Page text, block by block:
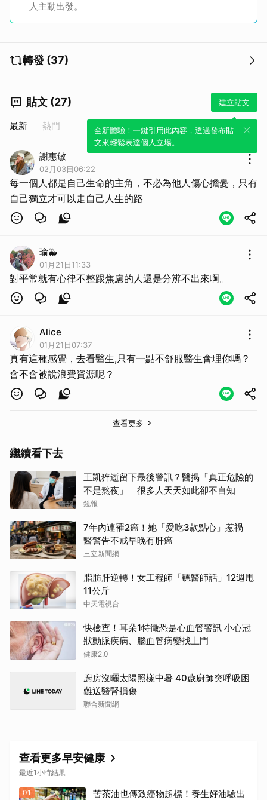
人主動出發。
轉發 (37)
貼文 (27) 建立貼文
全新體驗！一鍵引用此內容，透過發布貼
文來輕鬆表達個人立場。
最新 熱門
謝惠敏
02月03日06:22
每一個人都是自己生命的主角，不必為他人傷心擔憂，只有
自己獨立才可以走自己人生的路
瑜🐳
01月21日11:33
對平常就有心律不整跟焦慮的人還是分辨不出來啊。
Alice
01月21日07:37
真有這種感覺，去看醫生,只有一點不舒服醫生會理你嗎？
會不會被說浪費資源呢？
查看更多
繼續看下去
王凱猝逝留下最後警訊？醫揭「真正危險的
不是熬夜」 很多人天天如此卻不自知
鏡報
7年內連罹2癌！她「愛吃3款點心」惹禍
醫警告不戒早晚有肝癌
三立新聞網
脂肪肝逆轉！女工程師「聽醫師話」12週甩
11公斤
中天電視台
快檢查！耳朵1特徵恐是心血管警訊 小心冠
狀動脈疾病、腦血管病變找上門
健康2.0
廚房沒曬太陽照樣中暑 40歲廚師突呼吸困
難送醫腎損傷
聯合新聞網
查看更多早安健康
最近1小時結果
01 苦茶油也傳致癌物超標！養生好油驗出